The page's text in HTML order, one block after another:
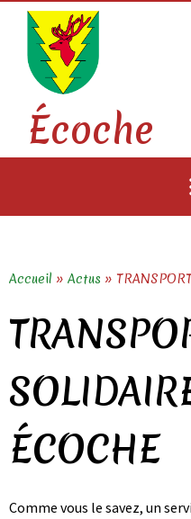
Écoche
Accueil » Actus »
ÉCOCHE
Comme vous le savez, un